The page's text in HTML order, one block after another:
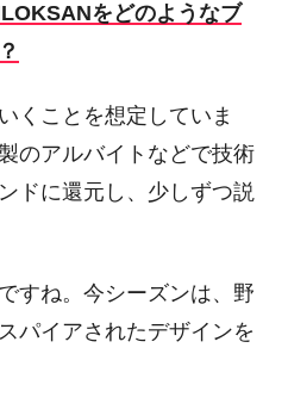
をどのようなブ
くことを想定していま
のアルバイトなどで技術
ドに還元し、少しずつ説
すね。今シーズンは、野
パイアされたデザインを